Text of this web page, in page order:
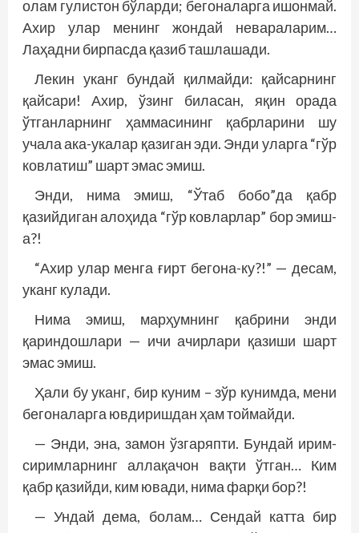
олам гулистон бўларди; бегоналарга ишонмай.
Ахир улар менинг жондай невараларим…
Лаҳадни бирпасда қазиб ташлашади.
Лекин уканг бундай қилмайди: қайсарнинг
қайсари! Ахир, ўзинг биласан, яқин орада
ўтганларнинг ҳаммасининг қабрларини шу
учала ака-укалар қазиган эди. Энди уларга “гўр
ковлатиш” шарт эмас эмиш.
Энди, нима эмиш, “Ўтаб бобо”да қабр
қазийдиган алоҳида “гўр ковларлар” бор эмиш-
а?!
“Ахир улар менга ғирт бегона-ку?!” — десам,
уканг кулади.
Нима эмиш, марҳумнинг қабрини энди
қариндошлари — ичи ачирлари қазиши шарт
эмас эмиш.
Ҳали бу уканг, бир куним – зўр кунимда, мени
бегоналарга ювдиришдан ҳам тоймайди.
— Энди, эна, замон ўзгаряпти. Бундай ирим-
сиримларнинг аллақачон вақти ўтган… Ким
қабр қазийди, ким ювади, нима фарқи бор?!
— Ундай дема, болам… Сендай катта бир